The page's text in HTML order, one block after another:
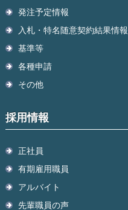
発注予定情報
入札・特名随意契約結果情報
基準等
各種申請
その他
採用情報
正社員
有期雇用職員
アルバイト
先輩職員の声